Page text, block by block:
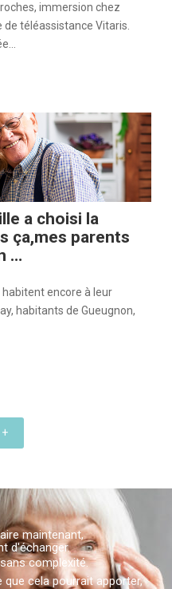
immersion chez
de téléassistance Vitaris.
a choisi la
ça,mes parents
…
encore à leur
habitants de Gueugnon,
maintenant,
d'échanger.
complexité.
cela pourrait apporter,